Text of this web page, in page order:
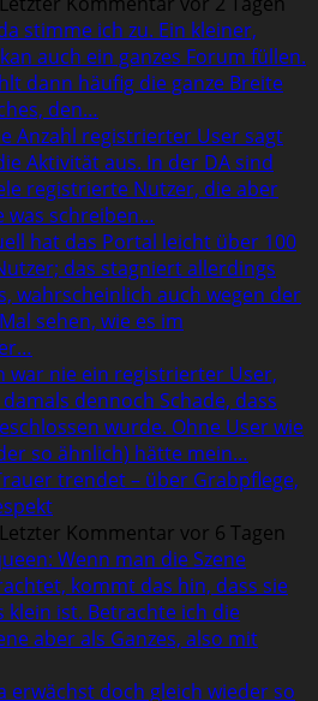
stimme ich zu. Ein kleiner,
auch ein ganzes Forum füllen.
dann häufig die ganze Breite
den…
Anzahl registrierter User sagt
Aktivität aus. In der DA sind
registrierte Nutzer, die aber
was schreiben…
hat das Portal leicht über 100
das stagniert allerdings
wahrscheinlich auch wegen der
sehen, wie es im
war nie ein registrierter User,
dennoch Schade, dass
wurde. Ohne User wie
so ähnlich) hätte mein…
trendet – über Grabpflege,
Kommentar vor 6 Tagen
: Wenn man die Szene
kommt das hin, dass sie
ist. Betrachte ich die
aber als Ganzes, also mit
erwächst doch gleich wieder so